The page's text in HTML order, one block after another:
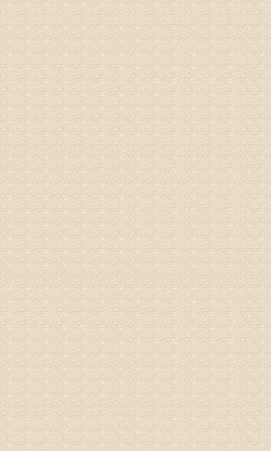
病情描
专家回
液，同
外用、
病情描
专家回
的检查
济南杏
由于专
姓名：
病情描
专家回
同时，
突出的
由于我